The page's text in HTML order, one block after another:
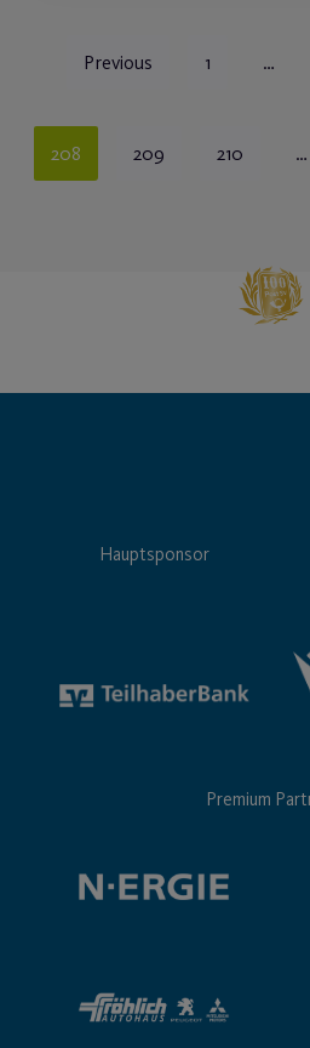
Previous 1 …
208 209 210 …
Hauptsponsor
Premium